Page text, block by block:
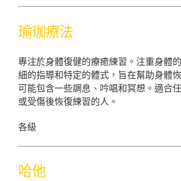
瑜珈療法
專注於身體復健的療癒練習。注重身體
細的指導和特定的體式，旨在幫助身體
可能包含一些調息、吟唱和冥想。適合
或受傷後恢復練習的人。
各級
哈他